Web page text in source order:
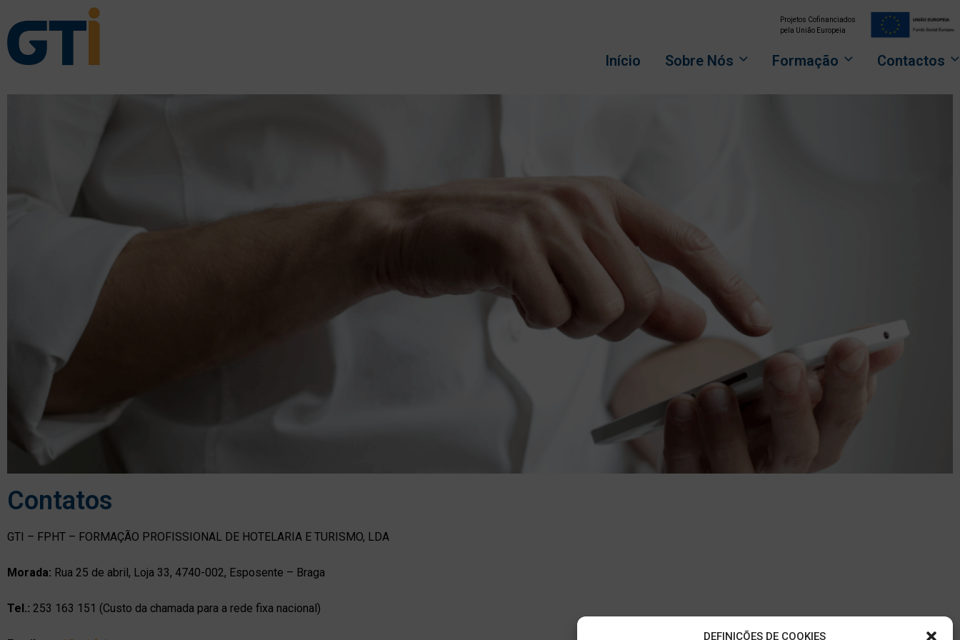
DEFINIÇÕES DE COOKIES
Projetos Cofinanciados
pela União Europeia
Início Sobre Nós Formação Contactos
Contatos
GTI – FPHT – FORMAÇÃO PROFISSIONAL DE HOTELARIA E TURISMO, LDA
Morada: Rua 25 de abril, Loja 33, 4740-002, Esposente – Braga
Tel.: 253 163 151 (Custo da chamada para a rede fixa nacional)